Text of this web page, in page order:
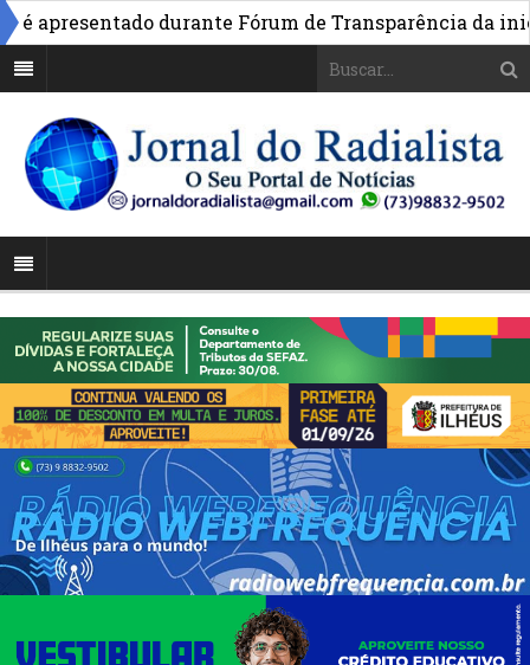
durante Fórum de Transparência da